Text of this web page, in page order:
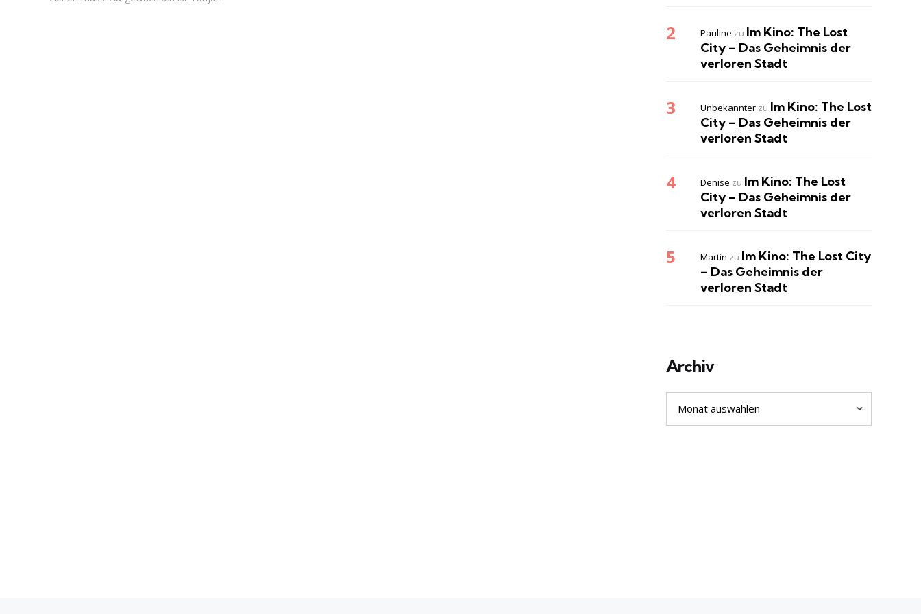
Pauline zu Im Kino: The Lost
City – Das Geheimnis der
verloren Stadt
Unbekannter zu Im Kino: The Lost
City – Das Geheimnis der
verloren Stadt
Denise zu Im Kino: The Lost
City – Das Geheimnis der
verloren Stadt
Martin zu Im Kino: The Lost City
– Das Geheimnis der
verloren Stadt
Archiv